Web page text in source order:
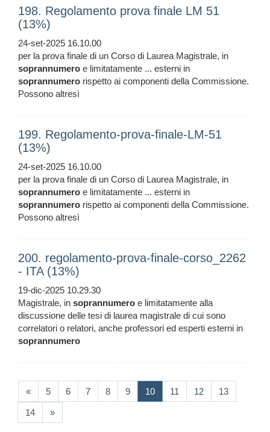
198. Regolamento prova finale LM 51
(13%)
24-set-2025 16.10.00
per la prova finale di un Corso di Laurea Magistrale, in
soprannumero e limitatamente ... esterni in
soprannumero rispetto ai componenti della Commissione.
Possono altresì
199. Regolamento-prova-finale-LM-51
(13%)
24-set-2025 16.10.00
per la prova finale di un Corso di Laurea Magistrale, in
soprannumero e limitatamente ... esterni in
soprannumero rispetto ai componenti della Commissione.
Possono altresì
200. regolamento-prova-finale-corso_2262
- ITA (13%)
19-dic-2025 10.29.30
Magistrale, in soprannumero e limitatamente alla
discussione delle tesi di laurea magistrale di cui sono
correlatori o relatori, anche professori ed esperti esterni in
soprannumero
« 5 6 7 8 9 10(current)
11 12 13
14 »